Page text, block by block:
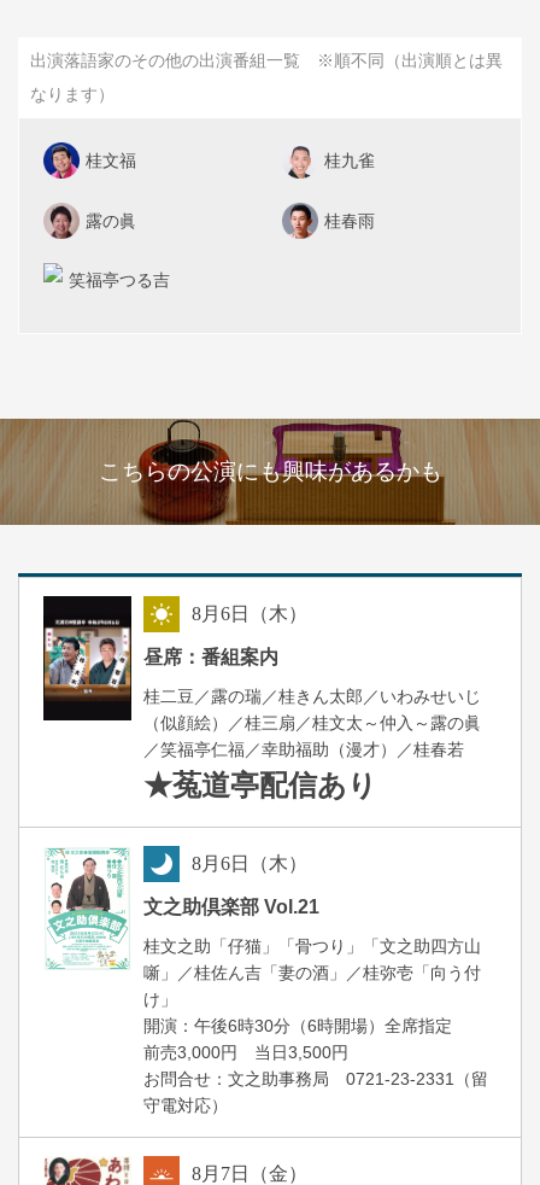
出演落語家のその他の出演番組一覧 ※順不同（出演順とは異
なります）
桂文福 桂九雀
露の眞 桂春雨
笑福亭つる吉
こちらの公演にも興味があるかも
8月6日（木）
昼席：番組案内
桂二豆／露の瑞／桂きん太郎／いわみせいじ
（似顔絵）／桂三扇／桂文太～仲入～露の眞
／笑福亭仁福／幸助福助（漫才）／桂春若
★菟道亭配信あり
8月6日（木）
文之助倶楽部 Vol.21
桂文之助「仔猫」「骨つり」「文之助四方山
噺」／桂佐ん吉「妻の酒」／桂弥壱「向う付
け」
開演：午後6時30分（6時開場）全席指定
前売3,000円 当日3,500円
お問合せ：文之助事務局 0721-23-2331（留
守電対応）
8月 7日（金）